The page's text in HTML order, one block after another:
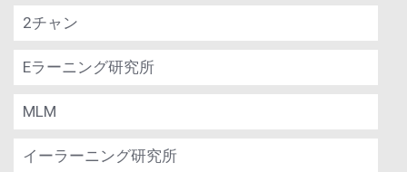
2チャン
Eラーニング研究所
MLM
イーラーニング研究所